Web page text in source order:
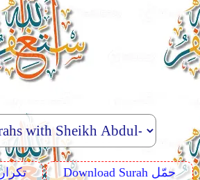
Download Surah حمّل